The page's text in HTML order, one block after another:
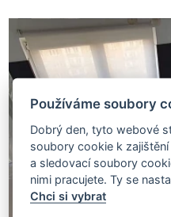
Používáme soubory
Dobrý den, tyto webové
soubory cookie k
a sledovací soubory
nimi pracujete. Ty se
Chci si vybrat